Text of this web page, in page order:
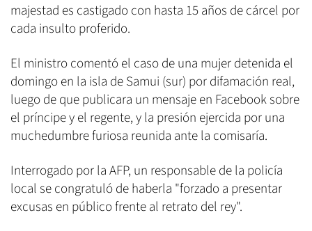
majestad es castigado con hasta 15 años de cárcel por
cada insulto proferido.
El ministro comentó el caso de una mujer detenida el
domingo en la isla de Samui (sur) por difamación real,
luego de que publicara un mensaje en Facebook sobre
el príncipe y el regente, y la presión ejercida por una
muchedumbre furiosa reunida ante la comisaría.
Interrogado por la AFP, un responsable de la policía
local se congratuló de haberla "forzado a presentar
excusas en público frente al retrato del rey".